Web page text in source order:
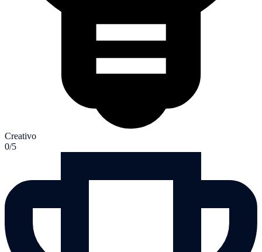
Creativo
0/5